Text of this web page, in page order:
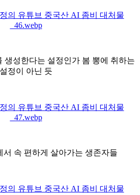
생성한다는 설정인가 봄 뽕에 취하는
설정이 아닌 듯
서 속 편하게 살아가는 생존자들